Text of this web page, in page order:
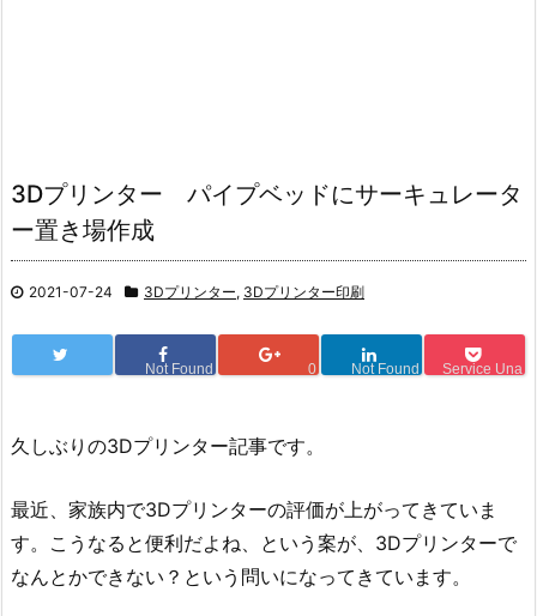
3Dプリンター パイプベッドにサーキュレータ
ー置き場作成
2021-07-24 3Dプリンター, 3Dプリンター印刷
Not Found 0 Not Found Service Una
久しぶりの3Dプリンター記事です。
最近、家族内で3Dプリンターの評価が上がってきていま
す。こうなると便利だよね、という案が、3Dプリンターで
なんとかできない？という問いになってきています。